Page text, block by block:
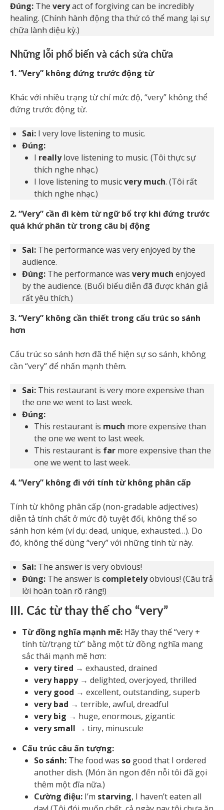
Đúng: The veryact of forgiving can be incredibly
healing. (Chính hành động tha thứ có thể mang lại sự
chữa lành diệu kỳ.)
Những lỗi phổ biến và cách sửa chữa
1. “Very” không đứng trước động từ
Khác với nhiều trạng từ chỉ mức độ, “very” không thể
đứng trước động từ.
Sai: I very love listening to music.
Đúng:
I reallylove listening to music. (Tôi thực sự
thích nghe nhạc.)
I love listening to musicvery much. (Tôi rất
thích nghe nhạc.)
2. “Very” cần đi kèm từ ngữ bổ trợ khi đứng trước
quá khứ phân từ trong câu bị động
Sai: The performance was very enjoyed by the
audience.
Đúng: The performance was very much enjoyed
by the audience. (Buổi biểu diễn đã được khán giả
rất yêu thích.)
3. “Very” không cần thiết trong cấu trúc so sánh
hơn
Cấu trúc so sánh hơn đã thể hiện sự so sánh, không
cần “very” để nhấn mạnh thêm.
Sai: This restaurant is very more expensive than
the one we went to last week.
Đúng:
This restaurant is much more expensive than
the one we went to last week.
This restaurant is far more expensive than the
one we went to last week.
4. “Very” không đi với tính từ không phân cấp
Tính từ không phân cấp (non-gradable adjectives)
diễn tả tính chất ở mức độ tuyệt đối, không thể so
sánh hơn kém (ví dụ: dead, unique, exhausted…). Do
đó, không thể dùng “very” với những tính từ này.
Sai: The answer is very obvious!
Đúng: The answer is completelyobvious! (Câu trả
lời hoàn toàn rõ ràng!)
III. Các từ thay thế cho “very”
Từ đồng nghĩa mạnh mẽ: Hãy thay thế “very +
tính từ/trạng từ” bằng một từ đồng nghĩa mang
sắc thái mạnh mẽ hơn:
very tired → exhausted, drained
very happy→ delighted, overjoyed, thrilled
very good → excellent, outstanding, superb
very bad → terrible, awful, dreadful
very big → huge, enormous, gigantic
very small → tiny, minuscule
Cấu trúc câu ấn tượng:
So sánh: The food was so good that I ordered
another dish. (Món ăn ngon đến nỗi tôi đã gọi
thêm một đĩa nữa.)
Cường điệu: I’m starving, I haven’t eaten all